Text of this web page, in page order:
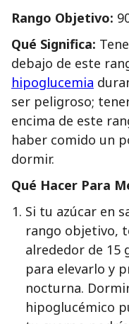
Rango Objetivo:
Qué Significa:
debajo de este
hipoglucemia
ser peligroso;
encima de este
haber comido un
dormir.
Qué Hacer Para
Si tu azúcar en
rango objetivo,
alrededor de 15
para elevarlo y
nocturna.
hipoglucémico